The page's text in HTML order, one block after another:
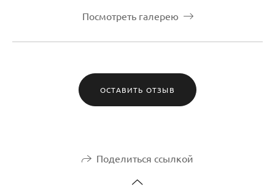
Посмотреть галерею
ОСТАВИТЬ ОТЗЫВ
Поделиться ссылкой